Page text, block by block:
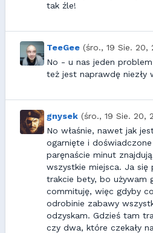
tak źle!
TeeGee (śro., 19 Sie. 20,
No - u nas jeden
też jest naprawdę niezły
gnysek (śro., 19 Sie. 20,
No właśnie, nawet jak
ogarnięte i
paręnaście minut
wszystkie miejsca. Ja się
trakcie bety, bo używam
commituję, więc gdyby
odrobinie zabawy
odzyskam. Gdzieś tam
czy dwa, które czekały